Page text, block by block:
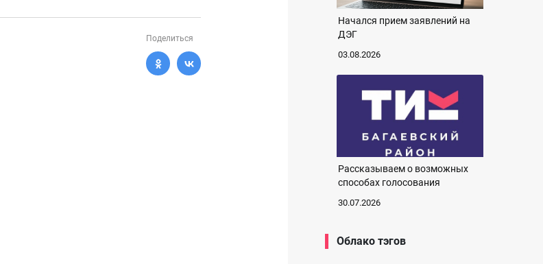
Поделиться
Начался прием заявлений на
ДЭГ
03.08.2026
Рассказываем о возможных
способах голосования
30.07.2026
Облако тэгов